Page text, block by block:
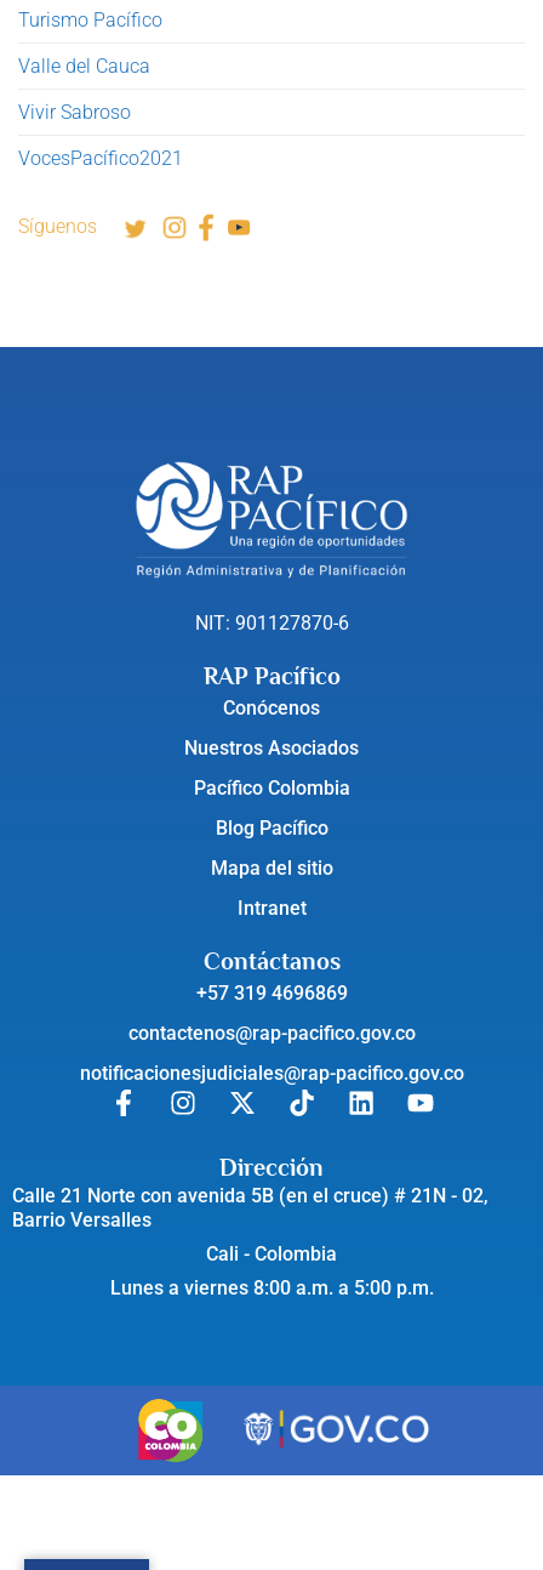
Turismo Pacífico
Valle del Cauca
Vivir Sabroso
VocesPacífico2021
Síguenos
NIT: 901127870-6
RAP Pacífico
Conócenos
Nuestros Asociados
Pacífico Colombia
Blog Pacífico
Mapa del sitio
Intranet
Contáctanos
+57 319 4696869
contactenos@rap-pacifico.gov.co
notificacionesjudiciales@rap-pacifico.gov.co
Dirección
Calle 21 Norte con avenida 5B (en el cruce) # 21N - 02,
Barrio Versalles
Cali - Colombia
Lunes a viernes 8:00 a.m. a 5:00 p.m.